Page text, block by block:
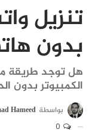
تنزيل
بدون
هل توجد طريقة
الكمبيوتر بدون
بواسطة Hameed